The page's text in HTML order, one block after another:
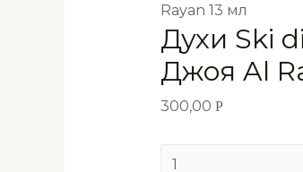
Rayan 13 мл
Духи Ski
Джоя Al
300,00 Р
Духи